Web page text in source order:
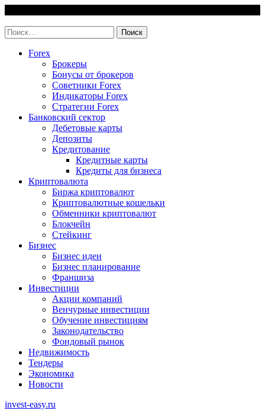
content
Найти:
Forex
Брокеры
Бонусы от брокеров
Советники Forex
Индикаторы Forex
Стратегии Forex
Банковский сектор
Дебетовые карты
Депозиты
Кредитование
Кредитные карты
Кредиты для бизнеса
Криптовалюта
Биржа криптовалют
Криптовалютные кошельки
Обменники криптовалют
Блокчейн
Стейкинг
Бизнес
Бизнес идеи
Бизнес планирование
Франшиза
Инвестиции
Акции компаний
Венчурные инвестиции
Обучение инвестициям
Законодательство
Фондовый рынок
Недвижимость
Тендеры
Экономика
Новости
invest-easy.ru